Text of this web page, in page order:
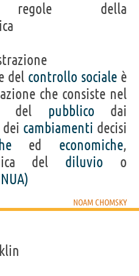
della
del controllo sociale è
che consiste nel
pubblico dai
dei cambiamenti decisi
ed economiche,
del diluvio o
NOAM CHOMSKY